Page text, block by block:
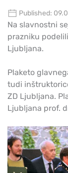
Published:
Na slavnostni
prazniku
Ljubljana.
Plaketo
tudi
ZD Ljubljana.
Ljubljana prof.